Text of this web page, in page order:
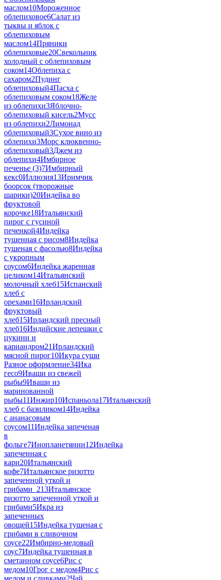
маслом10Мороженное
облепиховое6Салат из
тыквы и яблок с
облепиховым
маслом14Пряники
облепиховые20Свекольник
холодный с облепиховым
соком14Облепиха с
сахаром2Пудинг
облепиховый4Пасха с
облепиховым соком18Желе
из облепихи3Яблочно-
облепиховый кисель2Мусс
из облепихи2Лимонад
облепиховый3Сухое вино из
облепихи3Морс клюквенно-
облепиховый3Джем из
облепихи4Имбирное
печенье (3)7Имбирный
кекс0Иллюзия13Иримчик
боорсок (творожные
шарики)20Индейка во
фруктовой
корочке18Итальянский
пирог с гусиной
печенкой4Индейка
тушенная с рисом8Индейка
тушеная с фасолью8Индейка
с укропным
соусом6Индейка жаренная
целиком14Итальянский
молочный хлеб15Испанский
хлеб с
орехами16Ирландский
фруктовый
хлеб15Ирландский пресный
хлеб16Индийские лепешки с
цукини и
кариандром21Ирландский
мясной пирог10Икура суши
Разное оформление34Ика
гесо9Иваши из свежей
рыбы9Иваши из
маринованной
рыбы11Инжир10Испаньола17Итальянский
хлеб с базиликом14Индейка
с ананасовым
соусом11Индейка запеченая
в
фольге7Инопланетянин12Индейка
запеченная с
кари20Итальянский
кофе7Итальянское ризотто
запеченной уткой и
грибами_213Итальянское
ризотто запеченной уткой и
грибами5Икра из
запеченных
овощей15Индейка тушеная с
грибами в сливочном
соусе22Имбирно-медовый
соус7Индейка тушенная в
сметанном соусе6Рис с
медом10Грог с медом4Рис с